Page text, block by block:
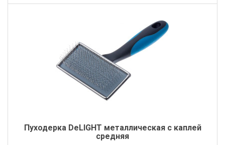
Пуходерка DeLIGHT металлическая с каплей
средняя